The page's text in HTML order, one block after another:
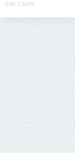
ETA: 1.5245